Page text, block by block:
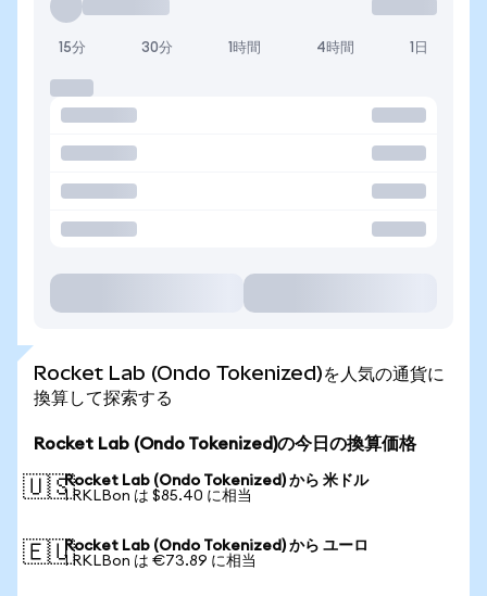
15分 30分 1時間 4時間 1日
Rocket Lab (Ondo Tokenized)を人気の通貨に
換算して探索する
Rocket Lab (Ondo Tokenized)の今日の換算価格
🇺🇸Rocket Lab (Ondo Tokenized) から 米ドル
1 RKLBon は $85.40 に相当
🇪🇺Rocket Lab (Ondo Tokenized) から ユーロ
1 RKLBon は €73.89 に相当